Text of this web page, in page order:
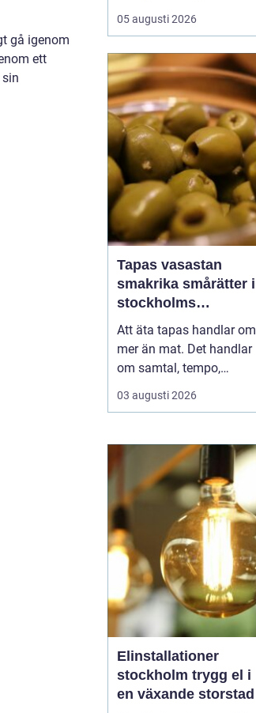
gå igenom
ett
stillhet, tröst och kärlek.
Den som ser en figur
ofta märke till
enkelheten. Inga
ansikten, inga starka
färger, bara mjuka linjer
och en kropp som lutar
sig f...
05 augusti 2026
Tapas vasastan
smakrika smårätter i
stockholms
vardagsrum
Att äta tapas handlar om
mer än mat. Det handlar
om samtal, tempo,
ljudnivå och känslan av
att tiden kan få stanna
tapas blivit ett naturligt
inslag i kvarterslivet, där
barer och restauranger
blandas med små
butiker och bost...
03 augusti 2026
Elinstallationer
stockholm trygg el i
en växande storstad